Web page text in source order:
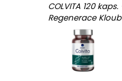
COLVITA 120
Regenerace